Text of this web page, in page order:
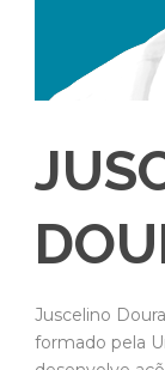
Juscelino
formado pela